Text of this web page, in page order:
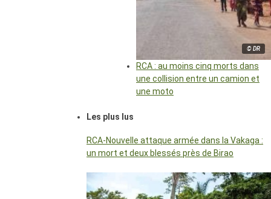
© DR
RCA : au moins cinq morts dans
une collision entre un camion et
une moto
Les plus lus
RCA-Nouvelle attaque armée dans la Vakaga :
un mort et deux blessés près de Birao